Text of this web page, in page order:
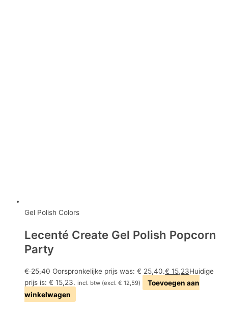
Gel Polish Colors
Lecenté Create Gel Polish Popcorn
Party
€25,40 Oorspronkelijke prijs was: € 25,40.€ 15,23Huidige
prijs is: € 15,23. incl. btw (excl. € 12,59)
Toevoegen aan
winkelwagen